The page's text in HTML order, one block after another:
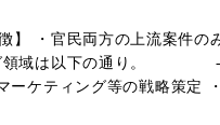
】 ・官民両方の上流案件
グ領域は以下の通り。 -
ィング等の戦略策定 ・こ